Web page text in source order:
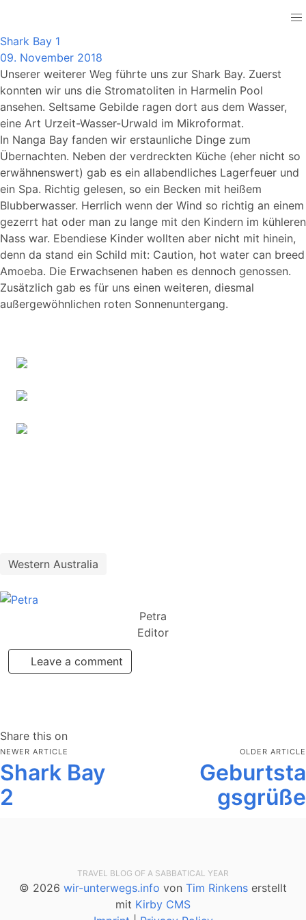
Shark Bay 1
09. November 2018
Unserer weiterer Weg führte uns zur Shark Bay. Zuerst
konnten wir uns die Stromatoliten in Harmelin Pool
ansehen. Seltsame Gebilde ragen dort aus dem Wasser,
eine Art Urzeit-Wasser-Urwald im Mikroformat.
In Nanga Bay fanden wir erstaunliche Dinge zum
Übernachten. Neben der verdreckten Küche (eher nicht so
erwähnenswert) gab es ein allabendliches Lagerfeuer und
ein Spa. Richtig gelesen, so ein Becken mit heißem
Blubberwasser. Herrlich wenn der Wind so richtig an einem
gezerrt hat oder man zu lange mit den Kindern im kühleren
Nass war. Ebendiese Kinder wollten aber nicht mit hinein,
denn da stand ein Schild mit: Caution, hot water can breed
Amoeba. Die Erwachsenen haben es dennoch genossen.
Zusätzlich gab es für uns einen weiteren, diesmal
außergewöhnlichen roten Sonnenuntergang.
Western Australia
Petra
Editor
Leave a comment
Share this on
NEWER ARTICLE
Shark Bay
2
OLDER ARTICLE
Geburtsta
gsgrüße
TRAVEL BLOG OF A SABBATICAL YEAR
© 2026 wir-unterwegs.info von Tim Rinkens erstellt
mit Kirby CMS